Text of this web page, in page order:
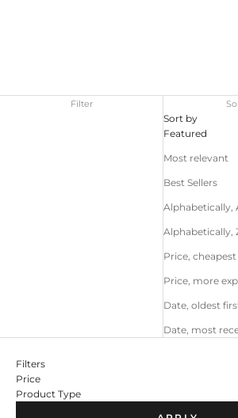
Filter
Sort by
Featured
Most relevant
Best Sellers
Alphabetically,
Alphabetically,
Price, cheapest
Price, more
Date, oldest
Date, most
Filters
Price
Product Type